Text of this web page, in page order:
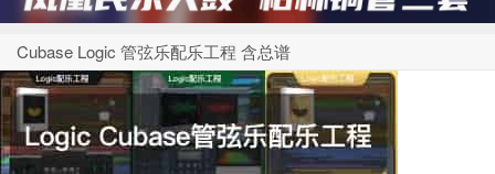
Cubase Logic 管弦乐配乐工程 含总谱